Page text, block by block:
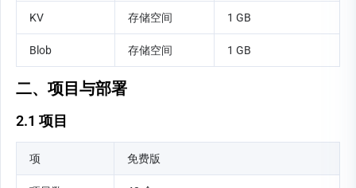
KV 存储空间 1 GB
Blob 存储空间 1 GB
二、项目与部署
2.1 项目
项 免费版